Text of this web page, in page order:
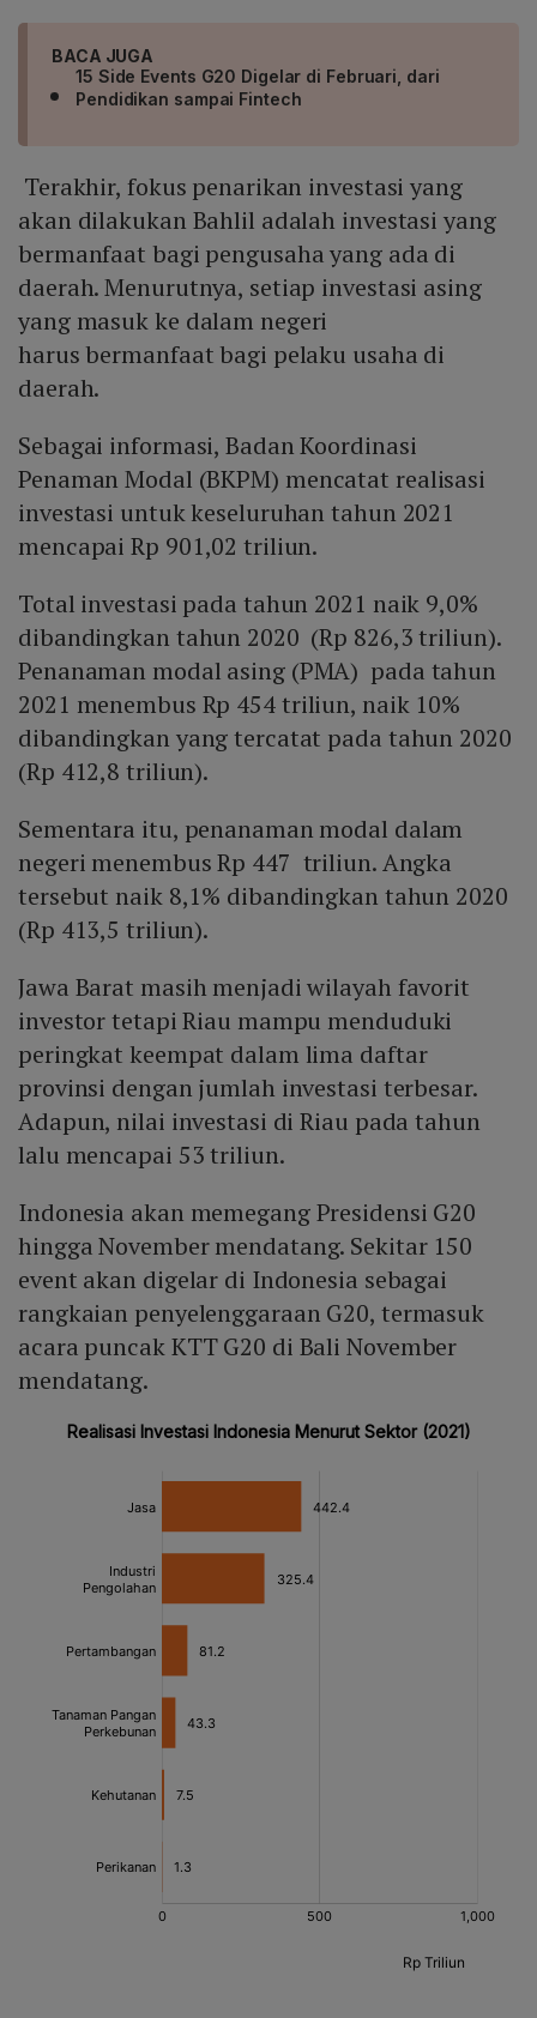
BACA JUGA
15 Side Events G20 Digelar di Februari, dari
Pendidikan sampai Fintech
Terakhir, fokus penarikan investasi yang
akan dilakukan Bahlil adalah investasi yang
bermanfaat bagi pengusaha yang ada di
daerah. Menurutnya, setiap investasi asing
yang masuk ke dalam negeri
harus bermanfaat bagi pelaku usaha di
daerah.
Sebagai informasi, Badan Koordinasi
Penaman Modal (BKPM) mencatat realisasi
investasi untuk keseluruhan tahun 2021
mencapai Rp 901,02 triliun.
Total investasi pada tahun 2021 naik 9,0%
dibandingkan tahun 2020 (Rp 826,3 triliun).
Penanaman modal asing (PMA) pada tahun
2021 menembus Rp 454 triliun, naik 10%
dibandingkan yang tercatat pada tahun 2020
(Rp 412,8 triliun).
Sementara itu, penanaman modal dalam
negeri menembus Rp 447 triliun. Angka
tersebut naik 8,1% dibandingkan tahun 2020
(Rp 413,5 triliun).
Jawa Barat masih menjadi wilayah favorit
investor tetapi Riau mampu menduduki
peringkat keempat dalam lima daftar
provinsi dengan jumlah investasi terbesar.
Adapun, nilai investasi di Riau pada tahun
lalu mencapai 53 triliun.
Indonesia akan memegang Presidensi G20
hingga November mendatang. Sekitar 150
event akan digelar di Indonesia sebagai
rangkaian penyelenggaraan G20, termasuk
acara puncak KTT G20 di Bali November
mendatang.